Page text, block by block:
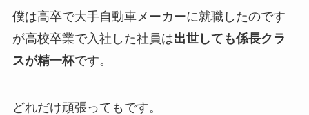
僕は高卒で大手自動車メーカーに就職したのです
が高校卒業で入社した社員は出世しても係長クラ
スが精一杯です。
どれだけ頑張ってもです。